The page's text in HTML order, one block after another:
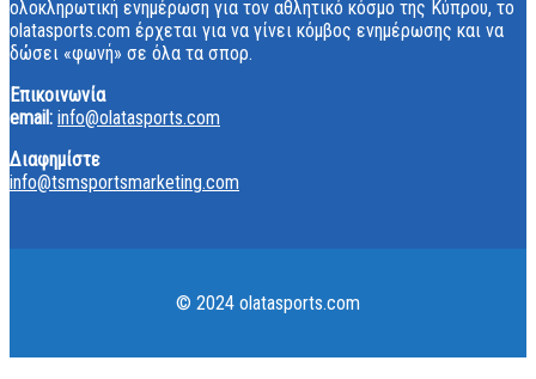
ολοκληρωτική ενημέρωση για τον αθλητικό κόσμο της Κύπρου, το
olatasports.com έρχεται για να γίνει κόμβος ενημέρωσης και να
δώσει «φωνή» σε όλα τα σπορ.
Επικοινωνία
email: info@olatasports.com
Διαφημίστε
info@tsmsportsmarketing.com
© 2024 olatasports.com